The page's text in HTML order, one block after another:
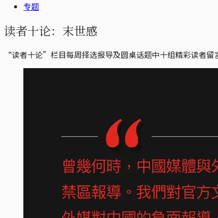
专题
读者十论：末世感
“读者十论”栏目每周择选报导及圆桌话题中十组精彩读者留